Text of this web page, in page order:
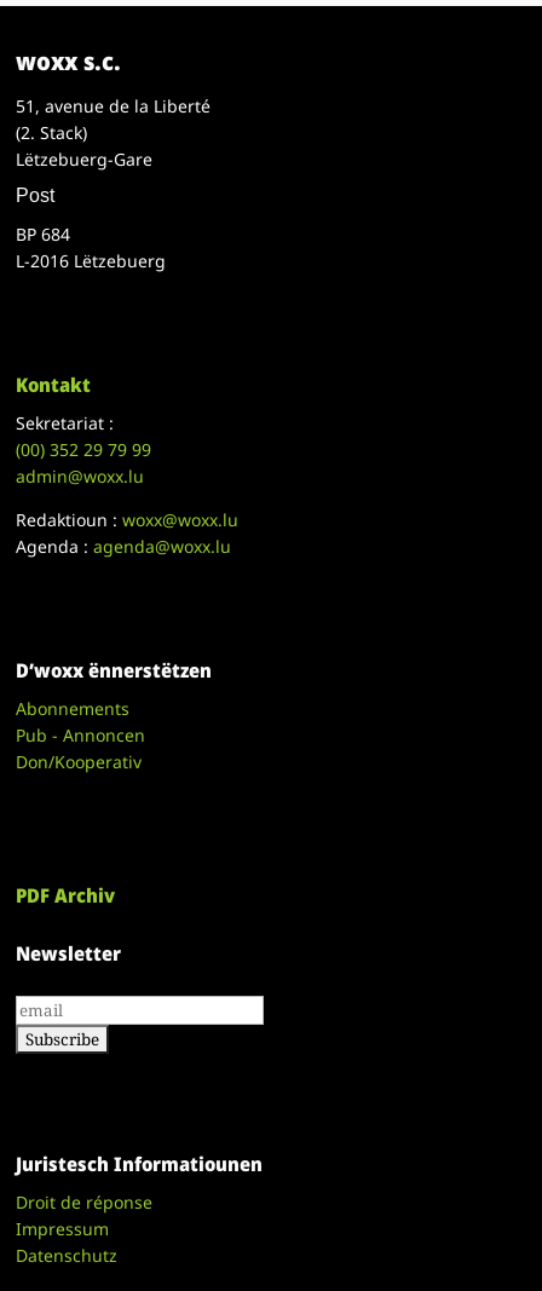
woxx s.c.
51, avenue de la Liberté
(2. Stack)
Lëtzebuerg-Gare
Post
BP 684
L-2016 Lëtzebuerg
Kontakt
Sekretariat :
(00)352 29 79 99
admin@woxx.lu
Redaktioun :woxx@woxx.lu
Agenda :agenda@woxx.lu
D’woxx ënnerstëtzen
Abonnements
Pub - Annoncen
Don/Kooperativ
PDF Archiv
Newsletter
Juristesch Informatiounen
Droit de réponse
Impressum
Datenschutz